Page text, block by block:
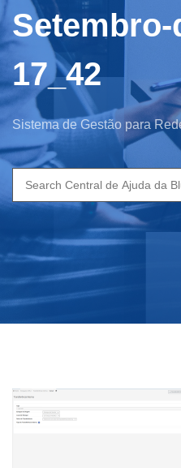
Setembro-
17_42
Sistema de Gestão para
Search
for: